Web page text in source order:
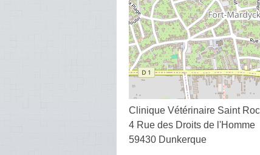
Clinique Vétérinaire Saint
4 Rue des Droits de l'Homme
59430 Dunkerque